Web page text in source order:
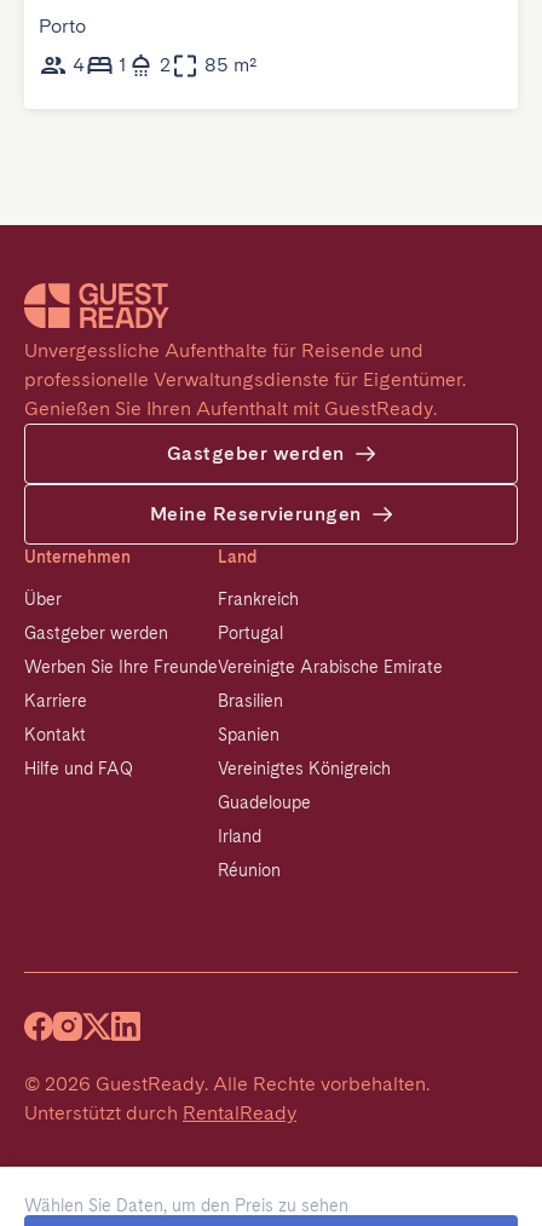
Wählen Sie Daten, um den Preis zu sehen
Porto
4
1 2 85 m²
Unvergessliche Aufenthalte für Reisende und
professionelle Verwaltungsdienste für Eigentümer.
Genießen Sie Ihren Aufenthalt mit GuestReady.
Gastgeber werden
Meine Reservierungen
Unternehmen
Über
Gastgeber werden
Werben Sie Ihre Freunde
Karriere
Kontakt
Hilfe und FAQ
Land
Frankreich
Portugal
Vereinigte Arabische Emirate
Brasilien
Spanien
Vereinigtes Königreich
Guadeloupe
Irland
Réunion
© 2026 GuestReady. Alle Rechte vorbehalten.
Unterstützt durch RentalReady